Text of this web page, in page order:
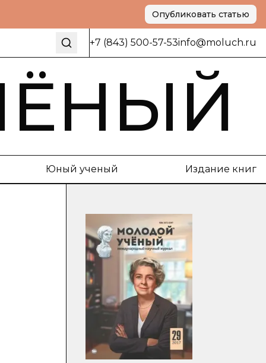
Опубликовать статью
+7 (843) 500-57-53info@moluch.ru
Юный ученый Издание книг